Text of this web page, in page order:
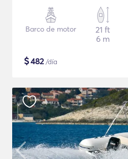
Barco de motor
21 ft
6 m
$482/día